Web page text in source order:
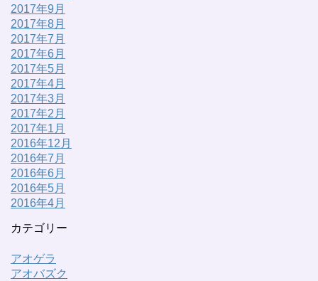
2017年9月
2017年8月
2017年7月
2017年6月
2017年5月
2017年4月
2017年3月
2017年2月
2017年1月
2016年12月
2016年7月
2016年6月
2016年5月
2016年4月
カテゴリー
アオゲラ
アオバズク